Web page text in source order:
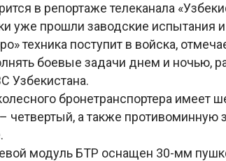
в репортаже телеканала
уже прошли заводские испытания и
техника поступит в войска,
боевые задачи днем и ночью,
Узбекистана.
бронетранспортера имеет
четвертый, а также противоминную
модуль БТР оснащен 30-мм